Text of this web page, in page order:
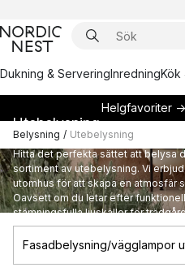
Dukning & ServeringInredningKök
Helgfavoriter →
Belysning / Utebelysning
Utebelysning
Hitta det perfekta sättet att belysa
sortiment av utebelysning. Vi
utomhus för att skapa en atmosfär
Oavsett om du letar efter
stämningsfulla ljuskällor för
göra din utomhusyta strålande och
av högkvalitativa utomhuslampor
Fasadbelysning/vägglampor